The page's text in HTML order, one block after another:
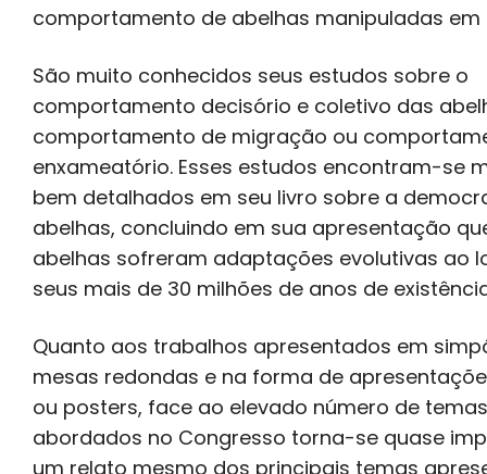
comportamento de abelhas manipuladas em
São muito conhecidos seus estudos sobre o
comportamento decisório e coletivo das
comportamento de migração ou
enxameatório. Esses estudos encontram-se
bem detalhados em seu livro sobre a
abelhas, concluindo em sua apresentação
abelhas sofreram adaptações evolutivas ao
seus mais de 30 milhões de anos de
Quanto aos trabalhos apresentados em
mesas redondas e na forma de
ou posters, face ao elevado número de temas
abordados no Congresso torna-se quase
um relato mesmo dos principais temas